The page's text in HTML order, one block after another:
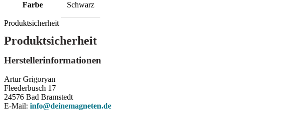
Farbe Schwarz
Produktsicherheit
Produktsicherheit
Herstellerinformationen
Artur Grigoryan
Fleederbusch 17
24576 Bad Bramstedt
E-Mail: info@deinemagneten.de